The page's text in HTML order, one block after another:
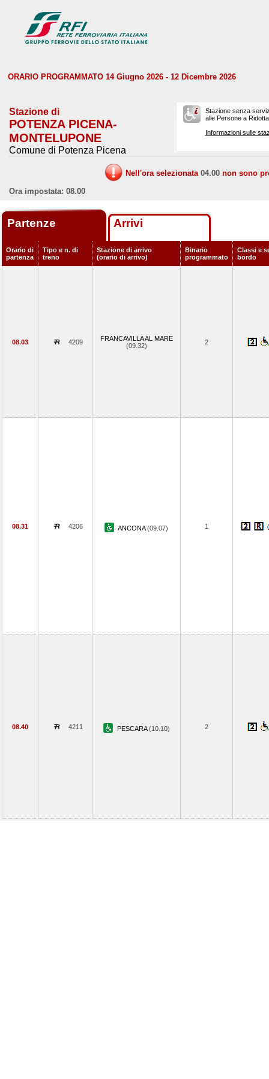
ORARIO PROGRAMMATO 14 Giugno 2026 - 12 Dicembre 2026
Stazione di
POTENZA PICENA-
MONTELUPONE
Comune di Potenza Picena
Stazione senza
alle Persone a
Informazioni sulle
Nell'ora selezionata 04.00 non sono
Ora impostata: 08.00
Partenze Arrivi
Orario di
partenza
Tipo e n. di
treno
Stazione di arrivo
(orario di arrivo)
Binario
programmato
Classi e
bordo
08.03 4209
FRANCAVILLA AL MARE
(09.32)
2
08.31 4206 ANCONA(09.07) 1
08.40 4211 PESCARA(10.10) 2